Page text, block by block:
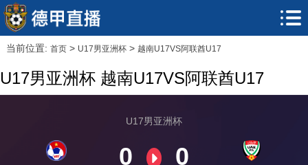
当前位置: 首页> U17男亚洲杯> 越南U17VS阿联酋U17
U17男亚洲杯 越南U17VS阿联酋U17
U17男亚洲杯
0 0